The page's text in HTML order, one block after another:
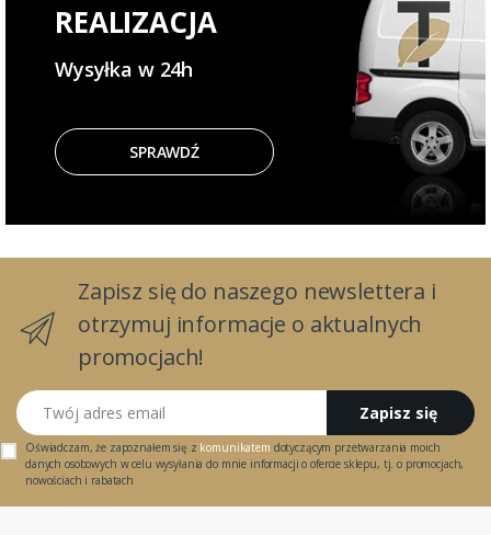
REALIZACJA
Wysyłka w 24h
SPRAWDŹ
Zapisz się do naszego newslettera i
otrzymuj informacje o aktualnych
promocjach!
Twój adres email
Zapisz się
Oświadczam, że zapoznałem się z komunikatem dotyczącym przetwarzania moich
danych osobowych w celu wysyłania do mnie informacji o ofercie sklepu, tj. o promocjach,
nowościach i rabatach